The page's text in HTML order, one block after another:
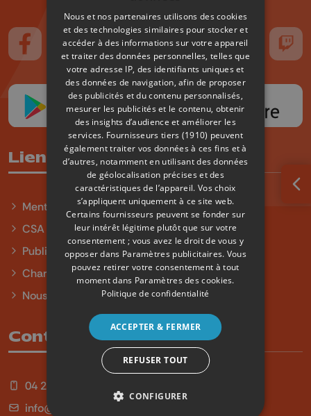
Suivez-nous sur FaceBook
Suivez-nous sur Instagram
Suivez-nous sur TikTokSuivez-nous sur YouTube
Suivez-nous
Liens utiles
Mentions légales
CSA
Publicité
Charte sur l'égalité et la diversité
Nous contacter
Contact
04 254 99 99
info@qu4tre.be
Nous et nos partenaires utilisons des cookies
et des technologies similaires pour stocker et
accéder à des informations sur votre appareil
et traiter des données personnelles, telles que
votre adresse IP, des identifiants uniques et
des données de navigation, afin de proposer
des publicités et du contenu personnalisés,
mesurer les publicités et le contenu, obtenir
des insights d’audience et améliorer les
services. Fournisseurs tiers (1910) peuvent
également traiter vos données à ces fins et à
d’autres, notamment en utilisant des données
de géolocalisation précises et des
caractéristiques de l’appareil. Vos choix
s’appliquent uniquement à ce site web.
Certains fournisseurs peuvent se fonder sur
leur intérêt légitime plutôt que sur votre
consentement ; vous avez le droit de vous y
opposer dans Paramètres publicitaires. Vous
pouvez retirer votre consentement à tout
moment dans Paramètres des cookies.
Politique de confidentialité
ACCEPTER & FERMER
REFUSER TOUT
CONFIGURER